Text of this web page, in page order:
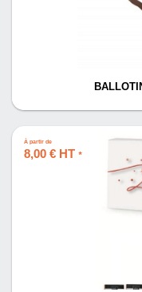
À partir de
8,00 € HT *